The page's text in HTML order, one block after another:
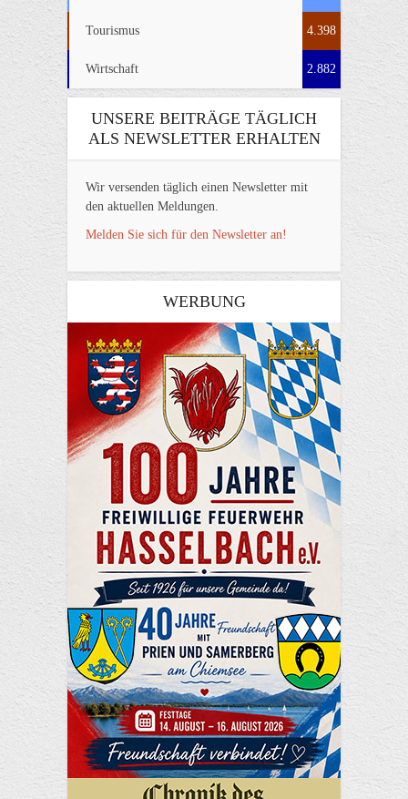
Tourismus 4.398
Wirtschaft 2.882
UNSERE BEITRÄGE TÄGLICH
ALS NEWSLETTER ERHALTEN
Wir versenden täglich einen Newsletter mit
den aktuellen Meldungen.
Melden Sie sich für den Newsletter an!
WERBUNG